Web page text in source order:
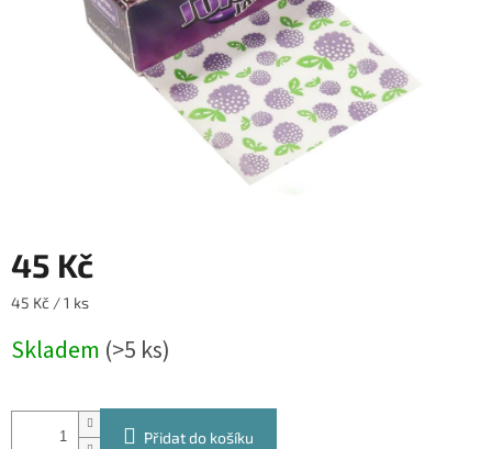
45 Kč
Měrná
45 Kč / 1 ks
Skladem (>5 ks)
Přidat do košíku